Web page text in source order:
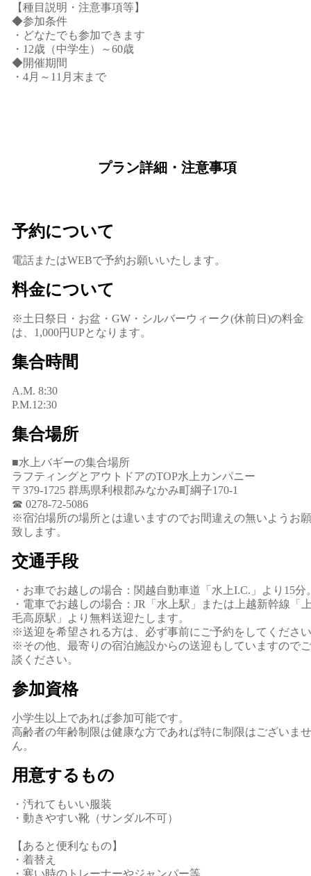
【種目説明・注意事項等】
◆参加条件
・どなたでも参加できます
・12歳（中学生）～60歳
◆開催期間
・4月～11月末まで
プラン詳細・注意事項
予約について
電話またはWEBで予約お願いいたします。
料金について
※土日祭日・お盆・GW・シルバーウィーク(休前日)の料金
は、1,000円UPとなります。
集合時間
A.M. 8:30
P.M.12:30
集合場所
■水上バギーの集合場所
ラフティングとアウトドアのTOP水上カンパニー
〒379-1725 群馬県利根郡みなかみ町綱子170-1
☎ 0278-72-5086
※宿泊場所の場所とは違いますのでお間違えの無いようお
致します。
交通手段
・お車でお越しの場合：関越自動車道「水上I.C.」より15分
・電車でお越しの場合：JR「水上駅」または上越新幹線「
毛高原駅」より無料送迎たします。
※送迎を希望される方は、必ず事前にご予約をしてくださ
※その他、最寄りの宿泊施設からの送迎もしていますので
談ください。
参加資格
小学生以上であれば参加可能です。
高齢者の年齢制限は健康な方であれば特に制限はございませ
ん。
用意するもの
・汚れてもいい服装
・動きやすい靴（サンダル不可）
【あると便利なもの】
・着替え